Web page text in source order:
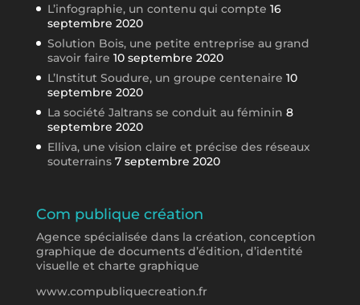
L’infographie, un contenu qui compte 16
septembre 2020
Solution Bois, une petite entreprise au grand
savoir faire 10 septembre 2020
L’Institut Soudure, un groupe centenaire 10
septembre 2020
La société Jaltrans se conduit au féminin 8
septembre 2020
Elliva, une vision claire et précise des réseaux
souterrains 7 septembre 2020
Com publique création
Agence spécialisée dans la création, conception
graphique de documents d’édition, d’identité
visuelle et charte graphique
www.compubliquecreation.fr